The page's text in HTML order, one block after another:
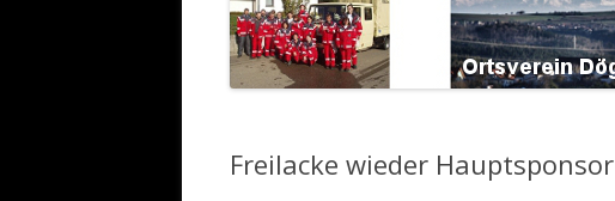
Freilacke wieder Hauptsponsor